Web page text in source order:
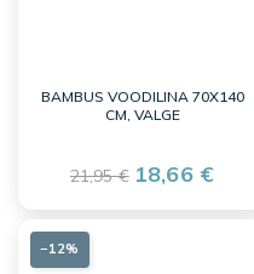
BAMBUS VOODILINA 70X140
CM, VALGE
21,95 € 18,66 €
−12%